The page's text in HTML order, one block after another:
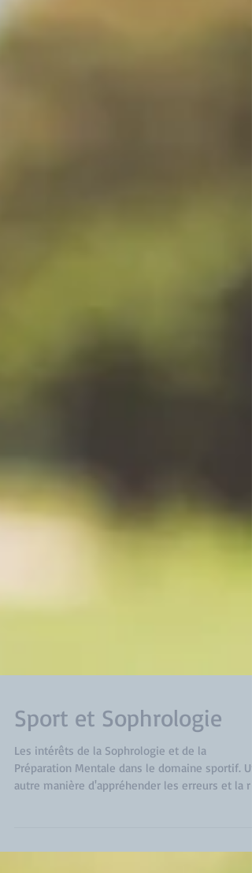
Sport et Sophrologie
Les intérêts de la Sophrologie et de la
Préparation Mentale dans le domaine sportif.